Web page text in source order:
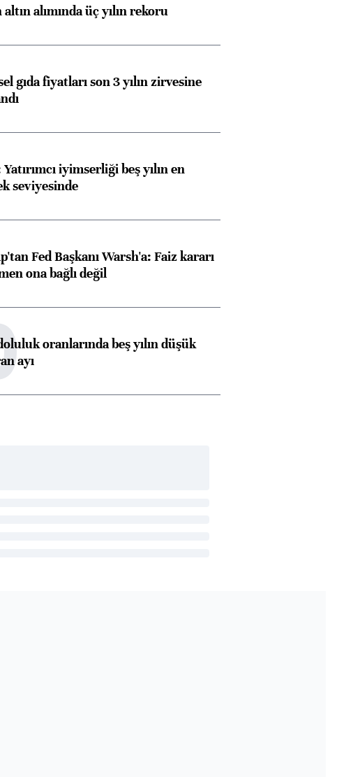
alımında üç yılın rekoru
gıda fiyatları son 3 yılın zirvesine
iyimserliği beş yılın en
seviyesinde
Fed Başkanı Warsh'a: Faiz kararı
ona bağlı değil
oranlarında beş yılın düşük
ayı